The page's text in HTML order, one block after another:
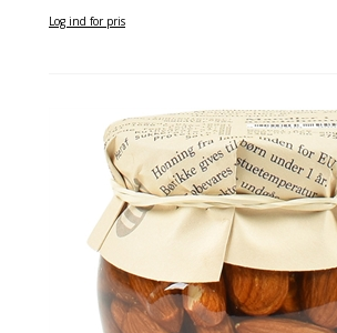
Log ind for pris